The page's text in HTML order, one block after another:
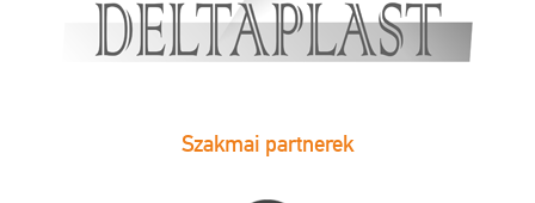
Szakmai partnerek